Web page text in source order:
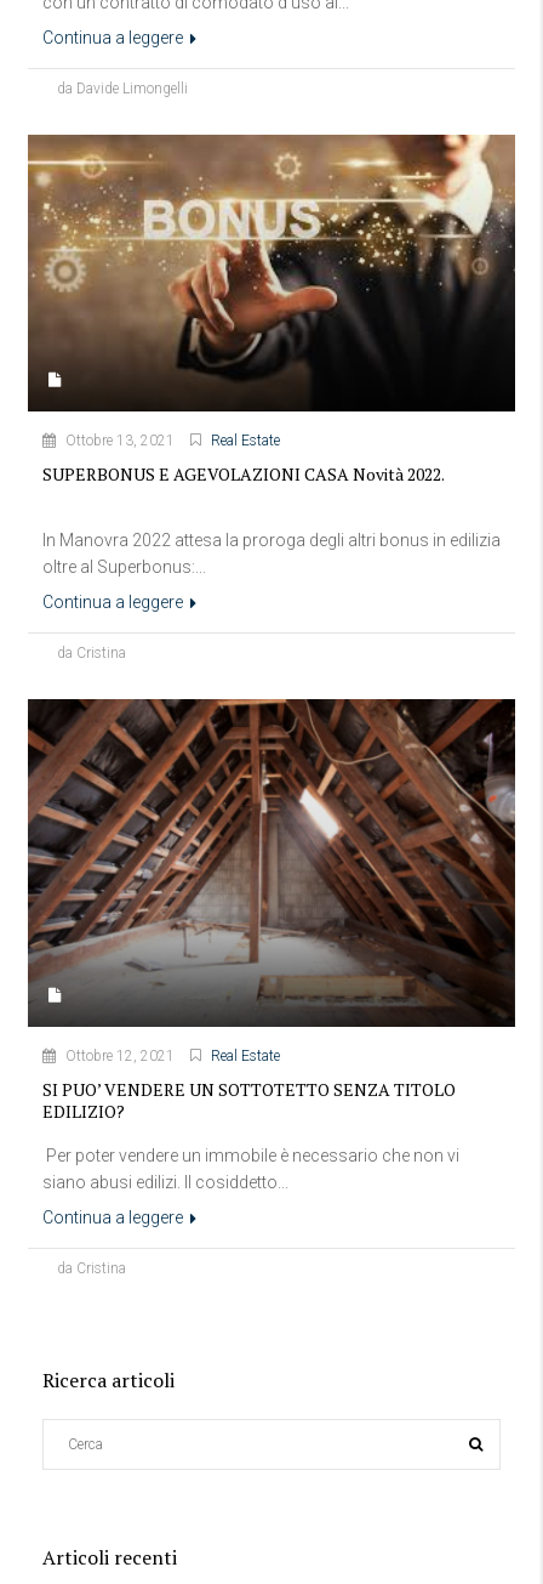
Continua a leggere
da Davide Limongelli
Ottobre 13, 2021 Real Estate
SUPERBONUS E AGEVOLAZIONI CASA Novità 2022.
In Manovra 2022 attesa la proroga degli altri bonus in edilizia
oltre al Superbonus:...
Continua a leggere
da Cristina
Ottobre 12, 2021 Real Estate
SI PUO’ VENDERE UN SOTTOTETTO SENZA TITOLO
EDILIZIO?
Per poter vendere un immobile è necessario che non vi
siano abusi edilizi. Il cosiddetto...
Continua a leggere
da Cristina
Ricerca articoli
Articoli recenti